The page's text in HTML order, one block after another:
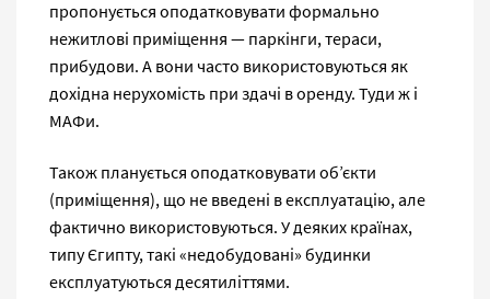
пропонується оподатковувати формально
нежитлові приміщення — паркінги, тераси,
прибудови. А вони часто використовуються як
дохідна нерухомість при здачі в оренду. Туди ж і
МАФи.
Також планується оподатковувати об’єкти
(приміщення), що не введені в експлуатацію, але
фактично використовуються. У деяких країнах,
типу Єгипту, такі «недобудовані» будинки
експлуатуються десятиліттями.